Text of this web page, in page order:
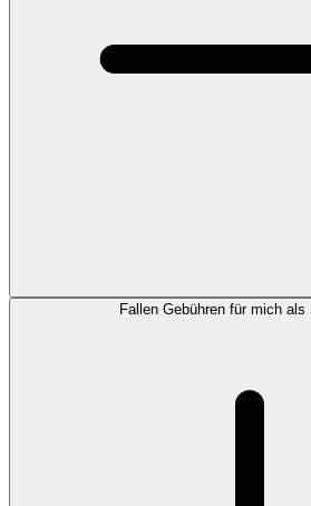
Fallen Gebühren für mich als